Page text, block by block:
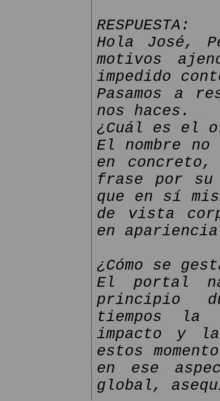
RESPUESTA:
Hola José,
motivos
impedido
Pasamos a
nos haces.
¿Cuál es el
El nombre
en
frase por
que en sí
de vista
en
¿Cómo se
El portal
principio
tiempos la
impacto y
estos
en ese
global,